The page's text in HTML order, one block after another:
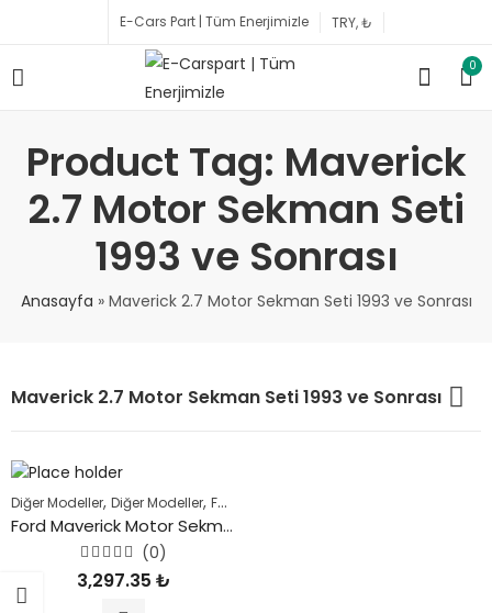
E-Cars Part | Tüm Enerjimizle
0
Product Tag: Maverick
2.7 Motor Sekman Seti
1993 ve Sonrası
Anasayfa » Maverick 2.7 Motor Sekman Seti 1993 ve Sonrası
Maverick 2.7 Motor Sekman Seti 1993 ve Sonrası
Diğer Modeller, Diğer Modeller, FORD
Ford Maverick Motor Sekman Seti 1996 ve Sonrası Araçlar
5
üzerinden
(0)
3,297.35 ₺